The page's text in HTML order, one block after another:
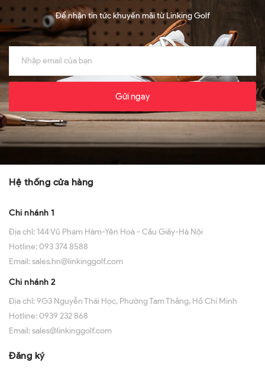
Để nhận tin tức khuyến mãi từ Linking Golf
Gửi ngay
Hệ thống cửa hàng
Chi nhánh 1
Địa chỉ: 144 Vũ Phạm Hàm-Yên Hoà - Cầu Giấy-Hà Nội
Hotline:093 374 8588
Email:sales.hn@linkinggolf.com
Chi nhánh 2
Địa chỉ:9G3 Nguyễn Thái Học, Phường Tam Thắng, Hồ Chí Minh
Hotline:0939 232 868
Email:sales@linkinggolf.com
Đăng ký